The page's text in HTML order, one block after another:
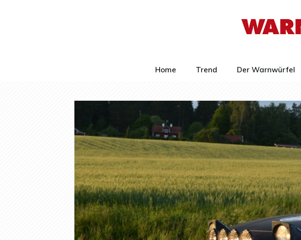
Home Trend Der Warnwürfel